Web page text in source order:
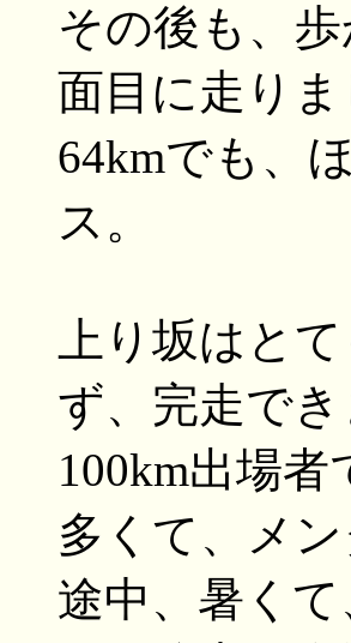
その後も、
面目に走りま
64kmでも、
ス。
上り坂はと
ず、完走で
100km出場
多くて、メ
途中、暑く